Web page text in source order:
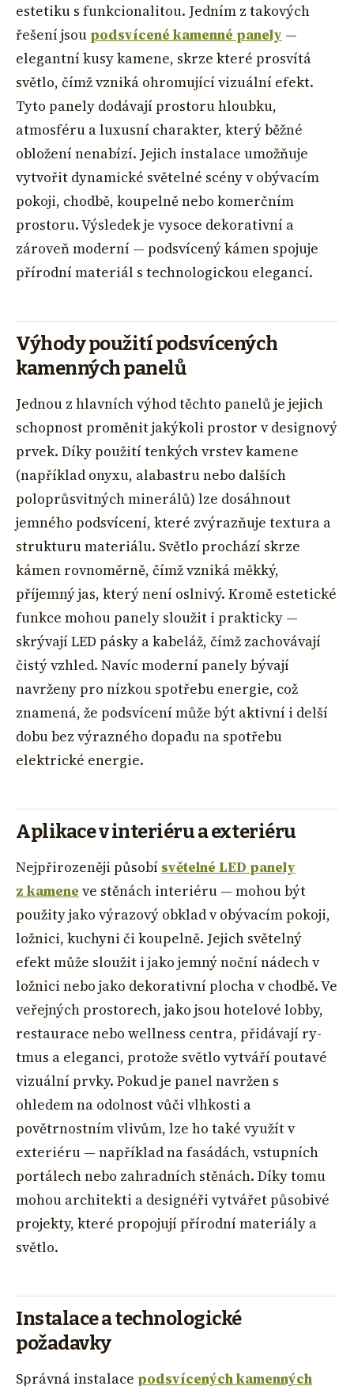
estetiku s funkcionalitou. Jedním z takových
řešení jsou podsvícené kamenné panely —
elegantní kusy kamene, skrze které prosvítá
světlo, čímž vzniká ohromující vizuální efekt.
Tyto panely dodávají prostoru hloubku,
atmosféru a luxusní charakter, který běžné
obložení nenabízí. Jejich instalace umožňuje
vytvořit dynamické světelné scény v obývacím
pokoji, chodbě, koupelně nebo komerčním
prostoru. Výsledek je vysoce dekorativní a
zároveň moderní — podsvícený kámen spojuje
přírodní materiál s technologickou elegancí.
Výhody použití podsvícených
kamenných panelů
Jednou z hlavních výhod těchto panelů je jejich
schopnost proměnit jakýkoli prostor v designový
prvek. Díky použití tenkých vrstev kamene
(například onyxu, alabastru nebo dalších
poloprůsvitných minerálů) lze dosáhnout
jemného podsvícení, které zvýrazňuje textura a
strukturu materiálu. Světlo prochází skrze
kámen rovnoměrně, čímž vzniká měkký,
příjemný jas, který není oslnivý. Kromě estetické
funkce mohou panely sloužit i prakticky —
skrývají LED pásky a kabeláž, čímž zachovávají
čistý vzhled. Navíc moderní panely bývají
navrženy pro nízkou spotřebu energie, což
znamená, že podsvícení může být aktivní i delší
dobu bez výrazného dopadu na spotřebu
elektrické energie.
Aplikace v interiéru a exteriéru
Nejpřirozeněji působí světelné LED panely
z kamene ve stěnách interiéru — mohou být
použity jako výrazový obklad v obývacím pokoji,
ložnici, kuchyni či koupelně. Jejich světelný
efekt může sloužit i jako jemný noční nádech v
ložnici nebo jako dekorativní plocha v chodbě. Ve
veřejných prostorech, jako jsou hotelové lobby,
restaurace nebo wellness centra, přidávají ry­
tmus a eleganci, protože světlo vytváří poutavé
vizuální prvky. Pokud je panel navržen s
ohledem na odolnost vůči vlhkosti a
povětrnostním vlivům, lze ho také využít v
exteriéru — například na fasádách, vstupních
portálech nebo zahradních stěnách. Díky tomu
mohou architekti a designéři vytvářet působivé
projekty, které propojují přírodní materiály a
světlo.
Instalace a technologické
požadavky
Správná instalace podsvícených kamenných